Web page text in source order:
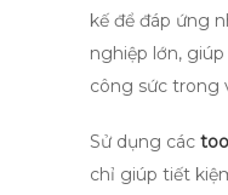
kế để đáp ứng
nghiệp lớn,
công sức trong
Sử dụng các
chỉ giúp tiết